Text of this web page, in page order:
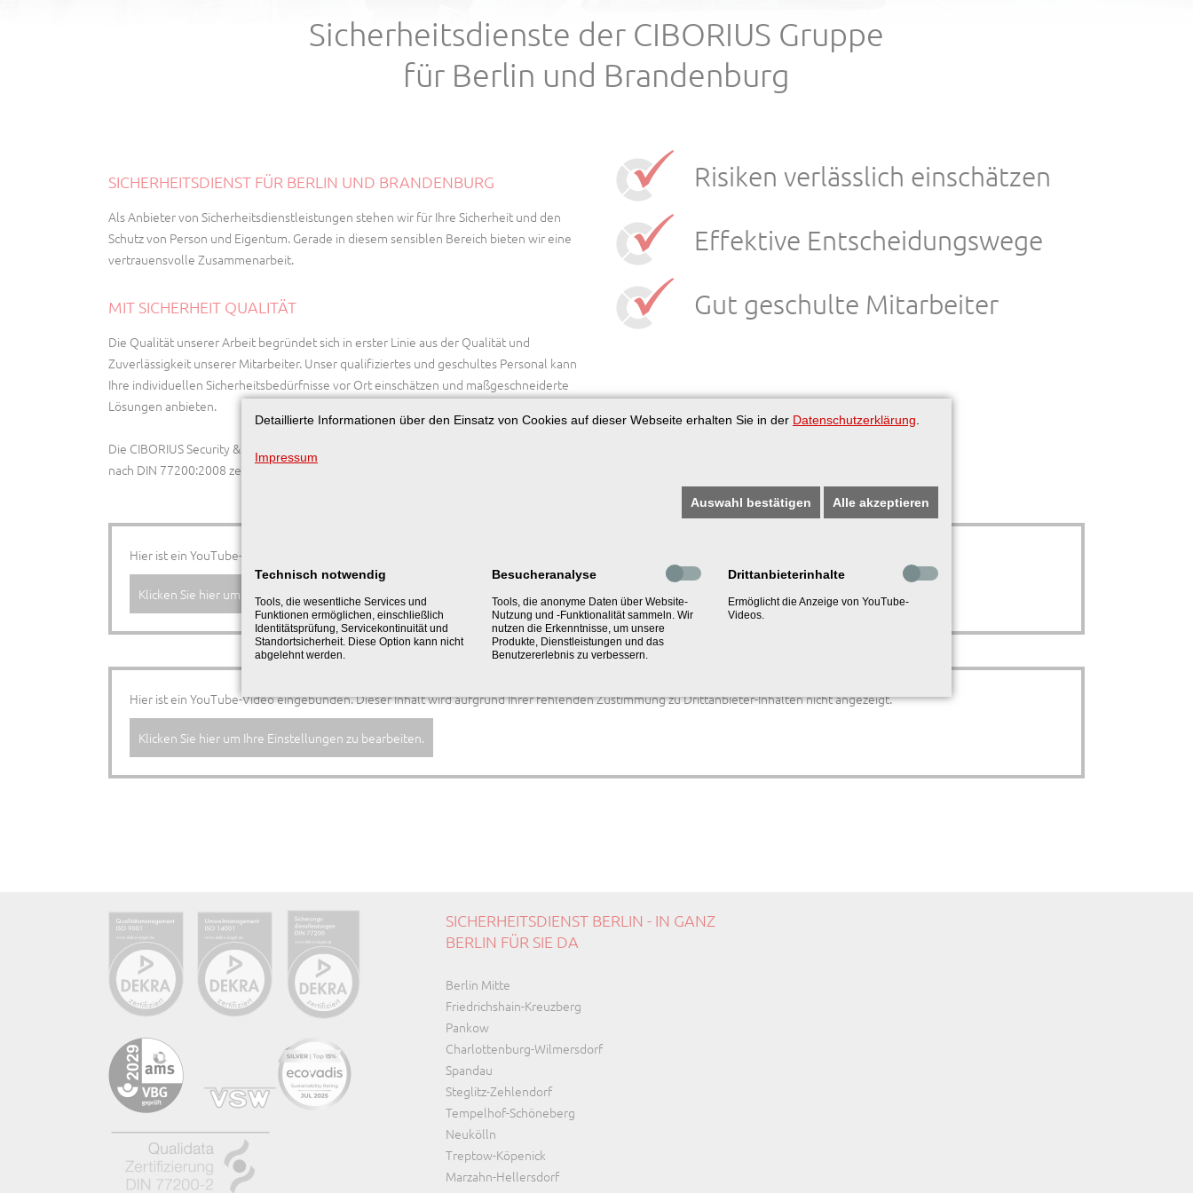
Sicherheitsdienste der CIBORIUS Gruppe
für Berlin und Brandenburg
SICHERHEITSDIENST FÜR BERLIN UND BRANDENBURG
Als Anbieter von Sicherheitsdienstleistungen stehen wir für Ihre Sicherheit und den
Schutz von Person und Eigentum. Gerade in diesem sensiblen Bereich bieten wir eine
vertrauensvolle Zusammenarbeit.
MIT SICHERHEIT QUALITÄT
Die Qualität unserer Arbeit begründet sich in erster Linie aus der Qualität und
Zuverlässigkeit unserer Mitarbeiter. Unser qualifiziertes und geschultes Personal kann
Ihre individuellen Sicherheitsbedürfnisse vor Ort einschätzen und maßgeschneiderte
Lösungen anbieten.
Die CIBORIUS Security & Service Solutions Berlin GmbH ist nach ISO 9001:2008 und
nach DIN 77200:2008 zertifiziert - unsere Dienste führen zu Ihrer Sicherheit.
Risiken verlässlich einschätzen
Effektive Entscheidungswege
Gut geschulte Mitarbeiter
Hier ist ein YouTube-Video eingebunden. Dieser Inhalt wird aufgrund Ihrer fehlenden Zustimmung zu Drittanbieter-Inhalten nicht angezeigt.
Klicken Sie hier um Ihre Einstellungen zu bearbeiten.
Hier ist ein YouTube-Video eingebunden. Dieser Inhalt wird aufgrund Ihrer fehlenden Zustimmung zu Drittanbieter-Inhalten nicht angezeigt.
Klicken Sie hier um Ihre Einstellungen zu bearbeiten.
SICHERHEITSDIENST BERLIN - IN GANZ
BERLIN FÜR SIE DA
Navigation
überspringen
Berlin Mitte
Friedrichshain-Kreuzberg
Pankow
Charlottenburg-Wilmersdorf
Spandau
Steglitz-Zehlendorf
Tempelhof-Schöneberg
Neukölln
Treptow-Köpenick
Marzahn-Hellersdorf
Detaillierte Informationen über den Einsatz von Cookies auf dieser Webseite erhalten Sie in der Datenschutzerklärung
Impressum
Auswahl bestätigen Alle akzeptieren
Technisch notwendig
Tools, die wesentliche Services und
Funktionen ermöglichen, einschließlich
Identitätsprüfung, Servicekontinuität und
Standortsicherheit. Diese Option kann nicht
abgelehnt werden.
Besucheranalyse
Tools, die anonyme Daten über Website-
Nutzung und -Funktionalität sammeln. Wir
nutzen die Erkenntnisse, um unsere
Produkte, Dienstleistungen und das
Benutzererlebnis zu verbessern.
Drittanbieterinhalte
Ermöglicht die Anzeige von YouTube-
Videos.